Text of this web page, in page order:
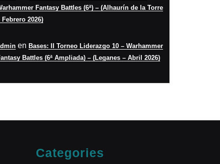
Fantasy Battles (6ª) – (Alhaurín de la Torre
Febrero 2026)
en Bases: II Torneo Liderazgo 10 – Warhammer
Battles (6ª Ampliada) – (Leganes – Abril 2026)
Categories